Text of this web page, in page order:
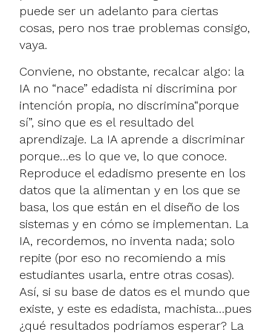
puede ser un adelanto para ciertas
cosas, pero nos trae problemas consigo,
vaya.
Conviene, no obstante, recalcar algo: la
IA no “nace” edadista ni discrimina por
intención propia, no discrimina“porque
sí”, sino que es el resultado del
aprendizaje. La IA aprende a discriminar
porque…es lo que ve, lo que conoce.
Reproduce el edadismo presente en los
datos que la alimentan y en los que se
basa, los que están en el diseño de los
sistemas y en cómo se implementan. La
IA, recordemos, no inventa nada; solo
repite (por eso no recomiendo a mis
estudiantes usarla, entre otras cosas).
Así, si su base de datos es el mundo que
existe, y este es edadista, machista…pues
¿qué resultados podríamos esperar? La